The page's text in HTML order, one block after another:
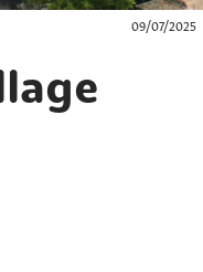
09/07/2025